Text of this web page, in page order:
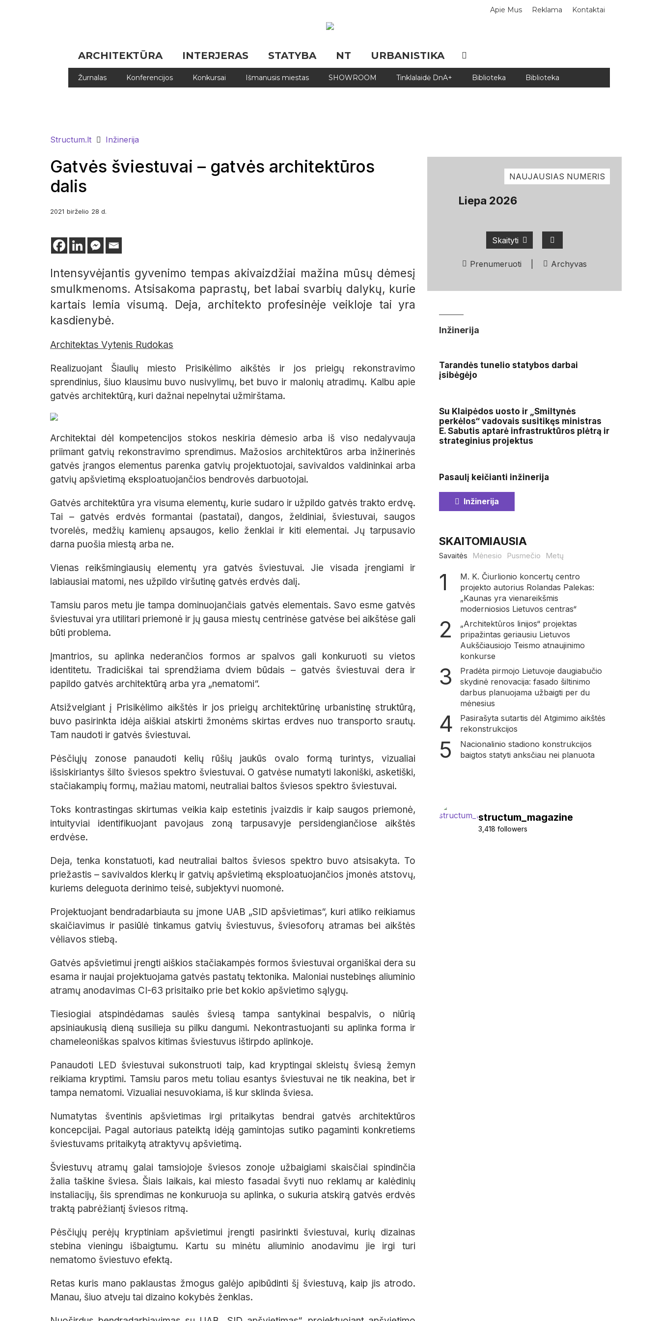
Apie Mus Reklama Kontaktai
ARCHITEKTŪRA INTERJERAS STATYBA NT URBANISTIKA
Žurnalas Konferencijos Konkursai Išmanusis miestas SHOWROOM Tinklalaidė DnA+ Biblioteka Biblioteka
Structum.lt Inžinerija
Gatvės šviestuvai – gatvės architektūros
dalis
2021 birželio 28 d.
Intensyvėjantis gyvenimo tempas akivaizdžiai mažina mūsų dėmesį
smulkmenoms. Atsisakoma paprastų, bet labai svarbių dalykų, kurie
kartais lemia visumą. Deja, architekto profesinėje veikloje tai yra
kasdienybė.
Architektas Vytenis Rudokas
Realizuojant Šiaulių miesto Prisikėlimo aikštės ir jos prieigų rekonstravimo
sprendinius, šiuo klausimu buvo nusivylimų, bet buvo ir malonių atradimų. Kalbu apie
gatvės architektūrą, kuri dažnai nepelnytai užmirštama.
Architektai dėl kompetencijos stokos neskiria dėmesio arba iš viso nedalyvauja
priimant gatvių rekonstravimo sprendimus. Mažosios architektūros arba inžinerinės
gatvės įrangos elementus parenka gatvių projektuotojai, savivaldos valdininkai arba
gatvių apšvietimą eksploatuojančios bendrovės darbuotojai.
Gatvės architektūra yra visuma elementų, kurie sudaro ir užpildo gatvės trakto erdvę.
Tai – gatvės erdvės formantai (pastatai), dangos, želdiniai, šviestuvai, saugos
tvorelės, medžių kamienų apsaugos, kelio ženklai ir kiti elementai. Jų tarpusavio
darna puošia miestą arba ne.
Vienas reikšmingiausių elementų yra gatvės šviestuvai. Jie visada įrengiami ir
labiausiai matomi, nes užpildo viršutinę gatvės erdvės dalį.
Tamsiu paros metu jie tampa dominuojančiais gatvės elementais. Savo esme gatvės
šviestuvai yra utilitari priemonė ir jų gausa miestų centrinėse gatvėse bei aikštėse gali
būti problema.
Įmantrios, su aplinka nederančios formos ar spalvos gali konkuruoti su vietos
identitetu. Tradiciškai tai sprendžiama dviem būdais – gatvės šviestuvai dera ir
papildo gatvės architektūrą arba yra „nematomi“.
Atsižvelgiant į Prisikėlimo aikštės ir jos prieigų architektūrinę urbanistinę struktūrą,
buvo pasirinkta idėja aiškiai atskirti žmonėms skirtas erdves nuo transporto srautų.
Tam naudoti ir gatvės šviestuvai.
Pėsčiųjų zonose panaudoti kelių rūšių jaukūs ovalo formą turintys, vizualiai
išsiskiriantys šilto šviesos spektro šviestuvai. O gatvėse numatyti lakoniški, asketiški,
stačiakampių formų, mažiau matomi, neutraliai baltos šviesos spektro šviestuvai.
Toks kontrastingas skirtumas veikia kaip estetinis įvaizdis ir kaip saugos priemonė,
intuityviai identifikuojant pavojaus zoną tarpusavyje persidengiančiose aikštės
erdvėse.
Deja, tenka konstatuoti, kad neutraliai baltos šviesos spektro buvo atsisakyta. To
priežastis – savivaldos klerkų ir gatvių apšvietimą eksploatuojančios įmonės atstovų,
kuriems deleguota derinimo teisė, subjektyvi nuomonė.
Projektuojant bendradarbiauta su įmone UAB „SID apšvietimas“, kuri atliko reikiamus
skaičiavimus ir pasiūlė tinkamus gatvių šviestuvus, šviesoforų atramas bei aikštės
vėliavos stiebą.
Gatvės apšvietimui įrengti aiškios stačiakampės formos šviestuvai organiškai dera su
esama ir naujai projektuojama gatvės pastatų tektonika. Maloniai nustebinęs aliuminio
atramų anodavimas CI-63 prisitaiko prie bet kokio apšvietimo sąlygų.
Tiesiogiai atspindėdamas saulės šviesą tampa santykinai bespalvis, o niūrią
apsiniaukusią dieną susilieja su pilku dangumi. Nekontrastuojanti su aplinka forma ir
chameleoniškas spalvos kitimas šviestuvus ištirpdo aplinkoje.
Panaudoti LED šviestuvai sukonstruoti taip, kad kryptingai skleistų šviesą žemyn
reikiama kryptimi. Tamsiu paros metu toliau esantys šviestuvai ne tik neakina, bet ir
tampa nematomi. Vizualiai nesuvokiama, iš kur sklinda šviesa.
Numatytas šventinis apšvietimas irgi pritaikytas bendrai gatvės architektūros
koncepcijai. Pagal autoriaus pateiktą idėją gamintojas sutiko pagaminti konkretiems
šviestuvams pritaikytą atraktyvų apšvietimą.
Šviestuvų atramų galai tamsiojoje šviesos zonoje užbaigiami skaisčiai spindinčia
žalia taškine šviesa. Šiais laikais, kai miesto fasadai švyti nuo reklamų ar kalėdinių
instaliacijų, šis sprendimas ne konkuruoja su aplinka, o sukuria atskirą gatvės erdvės
traktą pabrėžiantį šviesos ritmą.
Pėsčiųjų perėjų kryptiniam apšvietimui įrengti pasirinkti šviestuvai, kurių dizainas
stebina vieningu išbaigtumu. Kartu su minėtu aliuminio anodavimu jie irgi turi
nematomo šviestuvo efektą.
Retas kuris mano paklaustas žmogus galėjo apibūdinti šį šviestuvą, kaip jis atrodo.
Manau, šiuo atveju tai dizaino kokybės ženklas.
NAUJAUSIAS NUMERIS
Liepa 2026
Skaityti
Prenumeruoti Archyvas
Inžinerija
Tarandės tunelio statybos darbai
įsibėgėjo
Su Klaipėdos uosto ir „Smiltynės
perkėlos“ vadovais susitikęs ministras
E. Sabutis aptarė infrastruktūros plėtrą ir
strateginius projektus
Pasaulį keičianti inžinerija
Inžinerija
SKAITOMIAUSIA
Savaitės Mėnesio Pusmečio Metų
M. K. Čiurlionio koncertų centro
projekto autorius Rolandas Palekas:
„Kaunas yra vienareikšmis
moderniosios Lietuvos centras“
„Architektūros linijos“ projektas
pripažintas geriausiu Lietuvos
Aukščiausiojo Teismo atnaujinimo
konkurse
Pradėta pirmojo Lietuvoje daugiabučio
skydinė renovacija: fasado šiltinimo
darbus planuojama užbaigti per du
mėnesius
Pasirašyta sutartis dėl Atgimimo aikštės
rekonstrukcijos
Nacionalinio stadiono konstrukcijos
baigtos statyti anksčiau nei planuota
structum_magazine
3,418 followers